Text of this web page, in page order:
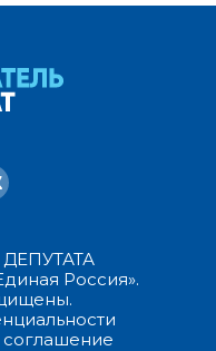
Россия».
соглашение